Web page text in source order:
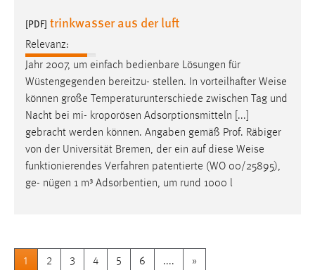
[PDF] trinkwasser aus der luft
Relevanz:
Jahr 2007, um einfach bedienbare Lösungen für
Wüstengegenden bereitzu- stellen. In vorteilhafter Weise
können große Temperaturunterschiede zwischen Tag und
Nacht bei mi- kroporösen Adsorptionsmitteln [...]
gebracht werden können. Angaben gemäß Prof. Räbiger
von der Universität Bremen, der ein auf diese Weise
funktionierendes Verfahren patentierte (WO 00/25895),
ge- nügen 1 m³ Adsorbentien, um rund 1000 l
1 2 3 4 5 6 .... »